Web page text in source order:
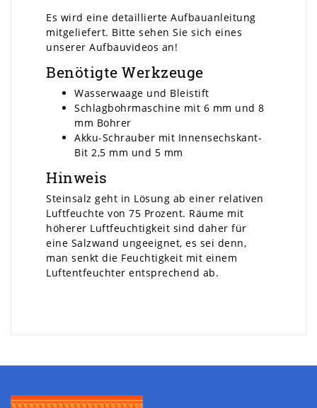
Es wird eine detaillierte Aufbauanleitung
mitgeliefert. Bitte sehen Sie sich eines
unserer Aufbauvideos an!
Benötigte Werkzeuge
Wasserwaage und Bleistift
Schlagbohrmaschine mit 6 mm und 8
mm Bohrer
Akku-Schrauber mit Innensechskant-
Bit 2,5 mm und 5 mm
Hinweis
Steinsalz geht in Lösung ab einer relativen
Luftfeuchte von 75 Prozent. Räume mit
höherer Luftfeuchtigkeit sind daher für
eine Salzwand ungeeignet, es sei denn,
man senkt die Feuchtigkeit mit einem
Luftentfeuchter entsprechend ab.